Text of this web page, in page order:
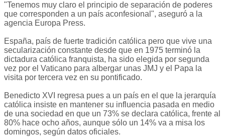
"Tenemos muy claro el principio de separación de poderes
que corresponden a un país aconfesional", aseguró a la
agencia Europa Press.
España, país de fuerte tradición católica pero que vive una
secularización constante desde que en 1975 terminó la
dictadura católica franquista, ha sido elegida por segunda
vez por el Vaticano para albergar unas JMJ y el Papa la
visita por tercera vez en su pontificado.
Benedicto XVI regresa pues a un país en el que la jerarquía
católica insiste en mantener su influencia pasada en medio
de una sociedad en que un 73% se declara católica, frente al
80% hace ocho años, aunque sólo un 14% va a misa los
domingos, según datos oficiales.